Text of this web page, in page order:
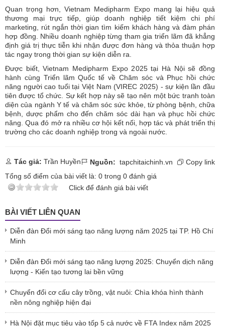
Quan trọng hơn, Vietnam Medipharm Expo mang lại hiệu quả
thương mại trực tiếp, giúp doanh nghiệp tiết kiệm chi phí
marketing, rút ngắn thời gian tìm kiếm khách hàng và đàm phán
hợp đồng. Nhiều doanh nghiệp từng tham gia triển lãm đã khẳng
định giá trị thực tiễn khi nhận được đơn hàng và thỏa thuận hợp
tác ngay trong thời gian sự kiện diễn ra.
Được biết, Vietnam Medipharm Expo 2025 tại Hà Nội sẽ đồng
hành cùng Triển lãm Quốc tế về Chăm sóc và Phục hồi chức
năng người cao tuổi tại Việt Nam (VIREC 2025) - sự kiện lần đầu
tiên được tổ chức. Sự kết hợp này sẽ tạo nên một bức tranh toàn
diện của ngành Y tế và chăm sóc sức khỏe, từ phòng bệnh, chữa
bệnh, dược phẩm cho đến chăm sóc dài hạn và phục hồi chức
năng. Qua đó mở ra nhiều cơ hội kết nối, hợp tác và phát triển thị
trường cho các doanh nghiệp trong và ngoài nước.
Tác giả: Trần Huyền Nguồn: tapchitaichinh.vn
Copy link
Tổng số điểm của bài viết là: 0 trong 0 đánh giá
Click để đánh giá bài viết
BÀI VIẾT LIÊN QUAN
Diễn đàn Đổi mới sáng tạo năng lượng năm 2025 tại TP. Hồ Chí
Minh
Diễn đàn Đổi mới sáng tạo năng lượng 2025: Chuyển dịch năng
lượng - Kiến tạo tương lai bền vững
Chuyển đổi cơ cấu cây trồng, vật nuôi: Chìa khóa hình thành
nền nông nghiệp hiện đại
Hà Nội đặt mục tiêu vào tốp 5 cả nước về FTA Index năm 2025